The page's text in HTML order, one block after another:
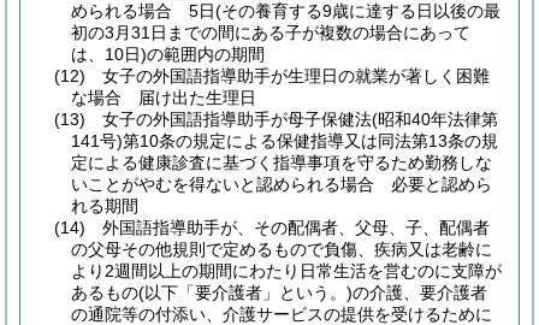
められる場合 5日(その養育する9歳に達する日以後の最
初の3月31日までの間にある子が複数の場合にあって
は、10日)の範囲内の期間
(12)
女子の外国語指導助手が生理日の就業が著しく困難
な場合 届け出た生理日
(13)
女子の外国語指導助手が母子保健法(昭和40年法律第
141号)第10条の規定による保健指導又は同法第13条の規
定による健康診査に基づく指導事項を守るため勤務しな
いことがやむを得ないと認められる場合 必要と認めら
れる期間
(14)
外国語指導助手が、その配偶者、父母、子、配偶者
の父母その他規則で定めるもので負傷、疾病又は老齢に
より2週間以上の期間にわたり日常生活を営むのに支障が
あるもの(以下「要介護者」という。)の介護、要介護者
の通院等の付添い、介護サービスの提供を受けるために